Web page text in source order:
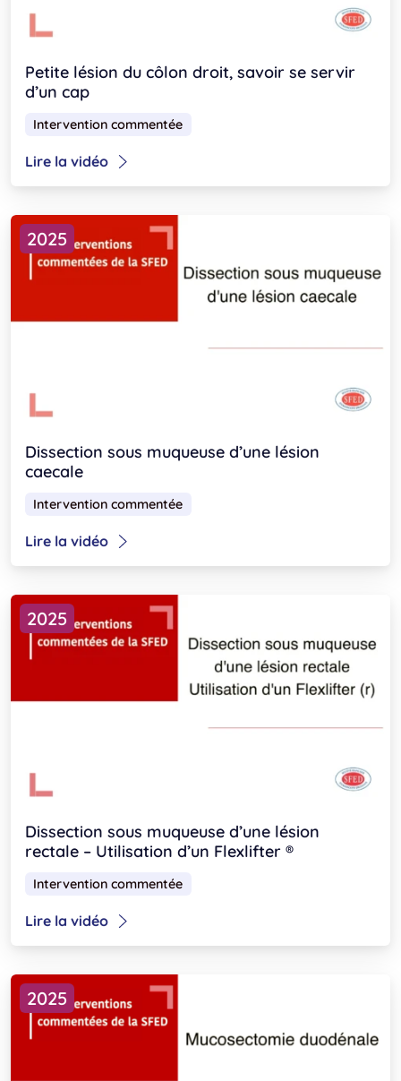
Petite lésion du côlon droit, savoir se servir
d’un cap
Intervention commentée
Lire la vidéo
2025
Dissection sous muqueuse d’une lésion
caecale
Intervention commentée
Lire la vidéo
2025
Dissection sous muqueuse d’une lésion
rectale – Utilisation d’un Flexlifter ®
Intervention commentée
Lire la vidéo
2025